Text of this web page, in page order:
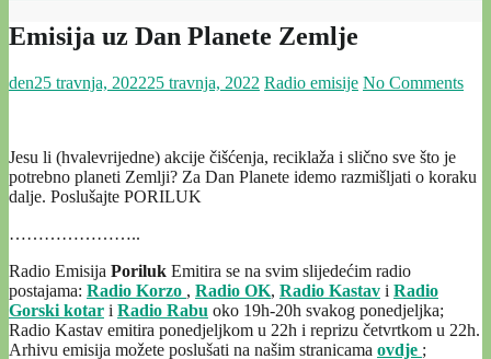
Emisija uz Dan Planete Zemlje
den25 travnja, 202225 travnja, 2022 Radio emisije No Comments
Jesu li (hvalevrijedne) akcije čišćenja, reciklaža i slično sve što je
potrebno planeti Zemlji? Za Dan Planete idemo razmišljati o koraku
dalje. Poslušajte PORILUK
…………………..
Radio Emisija Poriluk Emitira se na svim slijedećim radio
postajama: Radio Korzo , Radio OK, Radio Kastav i Radio
Gorski kotar i Radio Rabu oko 19h-20h svakog ponedjeljka;
Radio Kastav emitira ponedjeljkom u 22h i reprizu četvrtkom u 22h.
Arhivu emisija možete poslušati na našim stranicama ovdje ;